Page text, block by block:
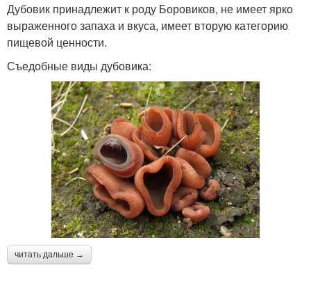
Дубовик принадлежит к роду Боровиков, не имеет ярко
выраженного запаха и вкуса, имеет вторую категорию
пищевой ценности.
Съедобные виды дубовика:
читать дальше →